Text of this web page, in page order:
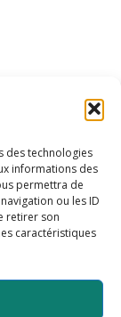
des technologies
informations des
permettra de
ou les ID
retirer son
caractéristiques
DE
Condrieu